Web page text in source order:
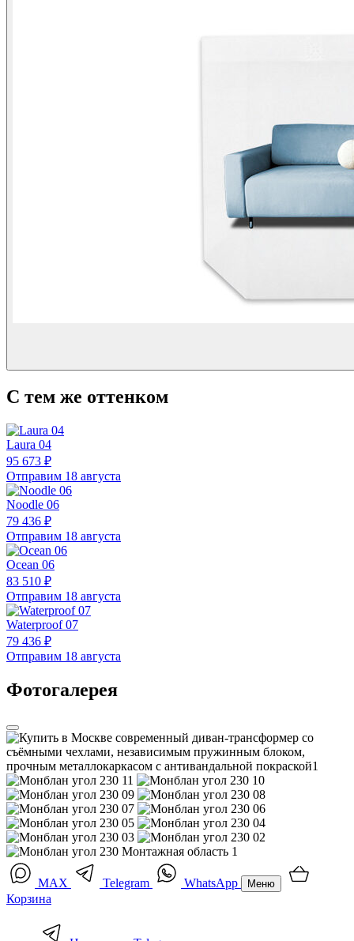
С тем же оттенком
Laura 04
95 673 ₽
Отправим 18 августа
Noodle 06
79 436 ₽
Отправим 18 августа
Ocean 06
83 510 ₽
Отправим 18 августа
Waterproof 07
79 436 ₽
Отправим 18 августа
Фотогалерея
MAX Telegram WhatsApp Меню
Корзина